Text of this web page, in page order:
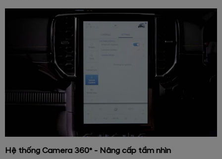
Hệ thống Camera 360° - Nâng cấp tầm nhìn